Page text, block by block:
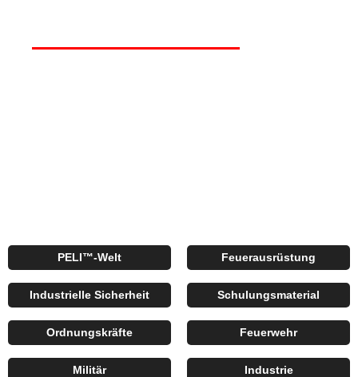
PELI™-Welt Feuerausrüstung
Industrielle Sicherheit Schulungsmaterial
Ordnungskräfte Feuerwehr
Militär Industrie